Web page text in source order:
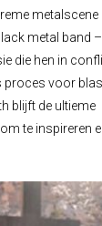
metalscene
metal band –
die hen in
proces voor
blijft de ultieme
te inspireren